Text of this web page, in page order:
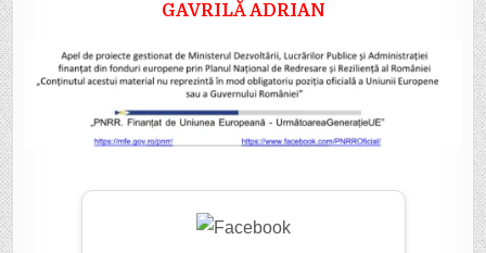
GAVRILĂ ADRIAN